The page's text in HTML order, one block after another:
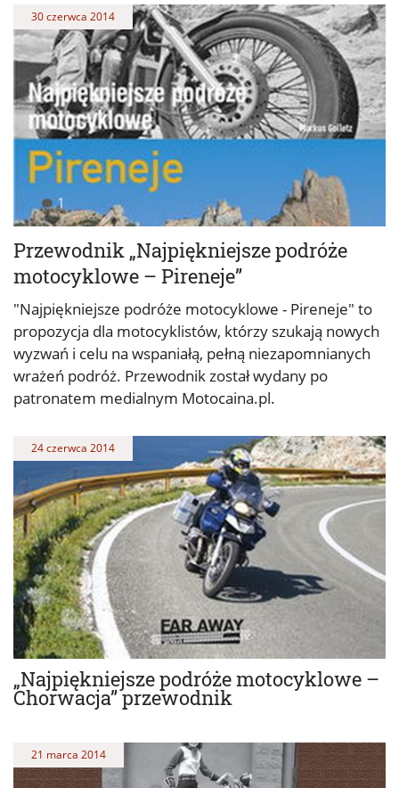
Przewodnik „Najpiękniejsze podróże
motocyklowe – Pireneje”
30 czerwca 2014
1
"Najpiękniejsze podróże motocyklowe - Pireneje" to
propozycja dla motocyklistów, którzy szukają nowych
wyzwań i celu na wspaniałą, pełną niezapomnianych
wrażeń podróż. Przewodnik został wydany po
patronatem medialnym Motocaina.pl.
„Najpiękniejsze podróże motocyklowe –
Chorwacja” przewodnik
24 czerwca 2014
21 marca 2014